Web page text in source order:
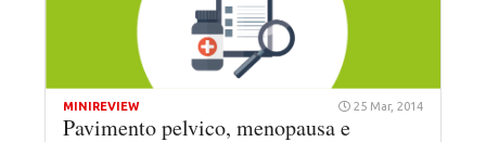
MINIREVIEW 25 Mar, 2014
Pavimento pelvico, menopausa e